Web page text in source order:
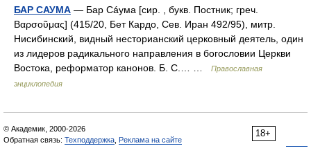
БАР САУМА — Бар Сáума [сир. , букв. Постник; греч.
Βαρσοῦμας] (415/20, Бет Кардо, Сев. Иран 492/95), митр.
Нисибинский, видный несторианский церковный деятель, один
из лидеров радикального направления в богословии Церкви
Востока, реформатор канонов. Б. С.… …
Православная
энциклопедия
18+
© Академик, 2000-2026
Обратная связь: Техподдержка Реклама на сайте